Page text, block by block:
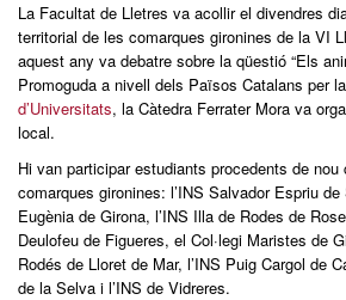
La Facultat de Lletres va acollir el divendres
territorial de les comarques gironines de la VI
aquest any va debatre sobre la qüestió “Els
Promoguda a nivell dels Països Catalans per la
d’Universitats, la Càtedra Ferrater Mora va
local.
Hi van participar estudiants procedents de
comarques gironines: l’INS Salvador Espriu
Eugènia de Girona, l’INS Illa de Rodes de
Deulofeu de Figueres, el Col·legi Maristes de
Rodés de Lloret de Mar, l’INS Puig Cargol de
de la Selva i l’INS de Vidreres.